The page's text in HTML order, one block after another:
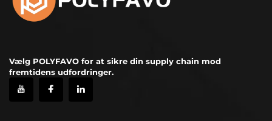
Vælg POLYFAVO for at sikre din supply chain mod
fremtidens udfordringer.